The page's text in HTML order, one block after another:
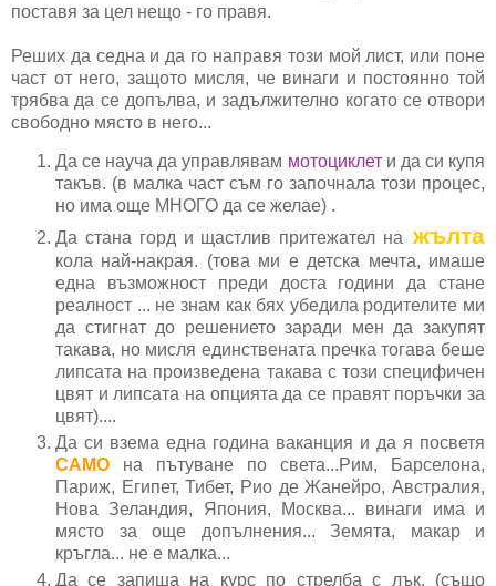
поставя за цел нещо - го правя.
Реших да седна и да го направя този мой лист, или поне
част от него, защото мисля, че винаги и постоянно той
трябва да се допълва, и задължително когато се отвори
свободно място в него...
Да се науча да управлявам мотоциклети да си купя
такъв. (в малка част съм го започнала този процес,
но има още МНОГО да се желае) .
Да стана горд и щастлив притежател на жълта
кола най-накрая. (това ми е детска мечта, имаше
една възможност преди доста години да стане
реалност ... не знам как бях убедила родителите ми
да стигнат до решението заради мен да закупят
такава, но мисля единствената пречка тогава беше
липсата на произведена такава с този специфичен
цвят и липсата на опцията да се правят поръчки за
цвят)....
Да си взема една година ваканция и да я посветя
САМО на пътуване по света...Рим, Барселона,
Париж, Египет, Тибет, Рио де Жанейро, Австралия,
Нова Зеландия, Япония, Москва... винаги има и
място за още допълнения... Земята, макар и
кръгла... не е малка...
Да се запиша на курс по стрелба с лък. (също